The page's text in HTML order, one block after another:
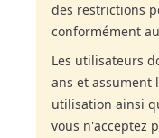
des restrictions
conformément
Les utilisateurs
ans et assument
utilisation ainsi
vous n'acceptez